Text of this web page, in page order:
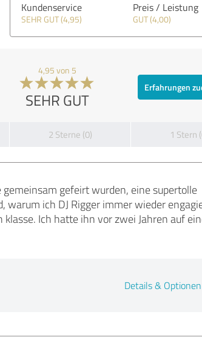
Kundenservice
SEHR GUT (4,95)
Preis / Leistung
GUT (4,00)
4,95 von 5
SEHR GUT
Erfahrungen
2 Sterne (0) 1 Stern
gefeirt wurden, eine supertolle
warum ich DJ Rigger immer wieder
Ich hatte ihn vor zwei Jahren auf
Details & Optionen